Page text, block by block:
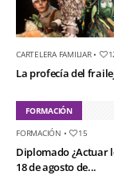
CARTELERA FAMILIAR•
La profecía del
FORMACIÓN
FORMACIÓN • 15
Diplomado ¿Actuar
18 de agosto de...